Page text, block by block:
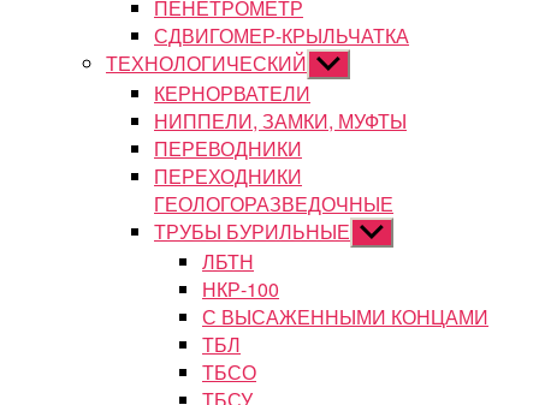
ПЕНЕТРОМЕТР
СДВИГОМЕР-КРЫЛЬЧАТКА
ТЕХНОЛОГИЧЕСКИЙ Показывать
подменю
КЕРНОРВАТЕЛИ
НИППЕЛИ, ЗАМКИ, МУФТЫ
ПЕРЕВОДНИКИ
ПЕРЕХОДНИКИ
ГЕОЛОГОРАЗВЕДОЧНЫЕ
ТРУБЫ БУРИЛЬНЫЕ Показывать
подменю
ЛБТН
НКР-100
С ВЫСАЖЕННЫМИ КОНЦАМИ
ТБЛ
ТБСО